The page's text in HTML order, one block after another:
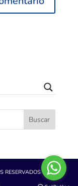
Buscar
RESERVADOS -